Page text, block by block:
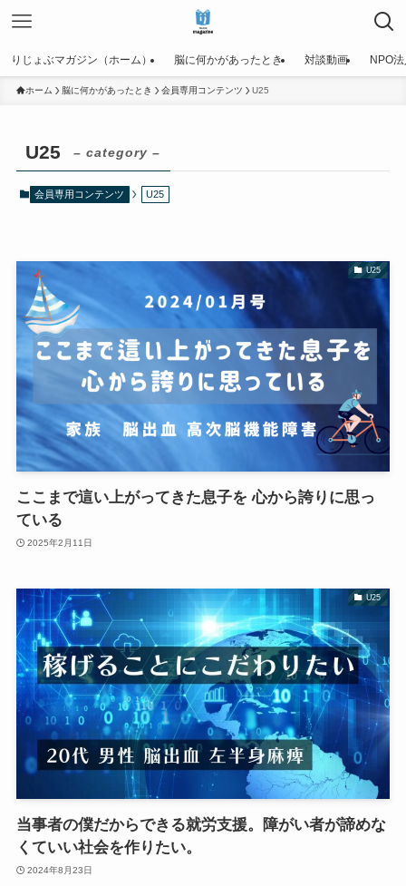
りじょぶマガジン（ホーム） 脳に何かがあったとき 対談動画 NPO
ホーム 脳に何かがあったとき 会員専用コンテンツ U25
U25 – category –
会員専用コンテンツ U25
U25
ここまで這い上がってきた息子を 心から誇りに思っ
ている
2025年2月11日
U25
当事者の僕だからできる就労支援。障がい者が諦めな
くていい社会を作りたい。
2024年8月23日